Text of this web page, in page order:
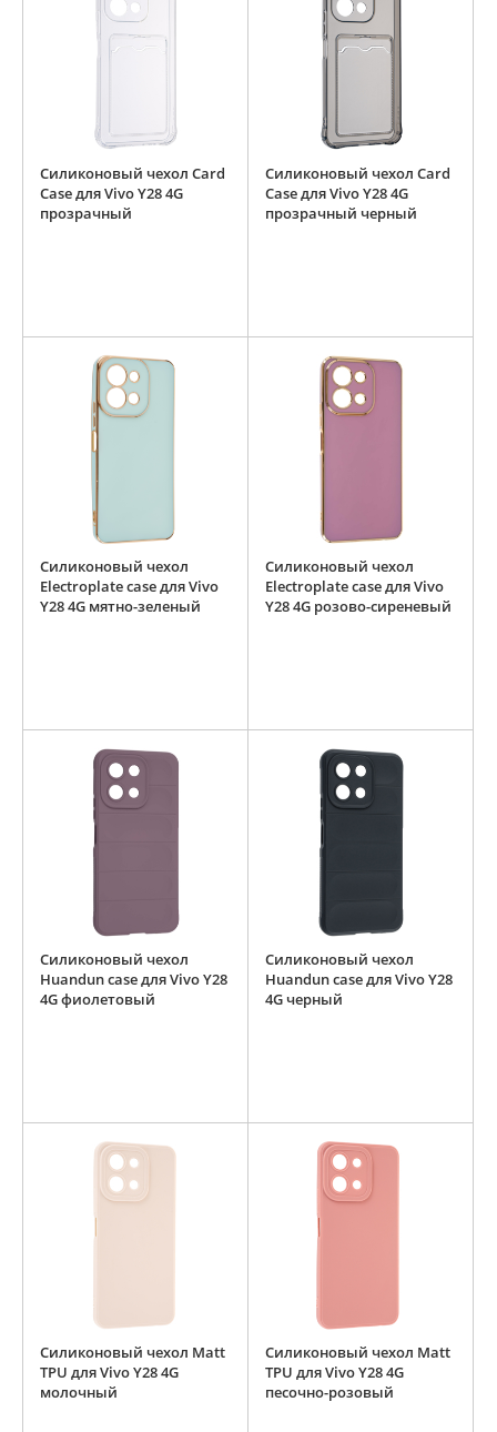
Силиконовый чехол Card
Case для Vivo Y28 4G
прозрачный
Силиконовый чехол Card
Case для Vivo Y28 4G
прозрачный черный
Силиконовый чехол
Electroplate case для Vivo
Y28 4G мятно-зеленый
Силиконовый чехол
Electroplate case для Vivo
Y28 4G розово-сиреневый
Силиконовый чехол
Huandun case для Vivo Y28
4G фиолетовый
Силиконовый чехол
Huandun case для Vivo Y28
4G черный
Силиконовый чехол Matt
TPU для Vivo Y28 4G
молочный
Силиконовый чехол Matt
TPU для Vivo Y28 4G
песочно-розовый